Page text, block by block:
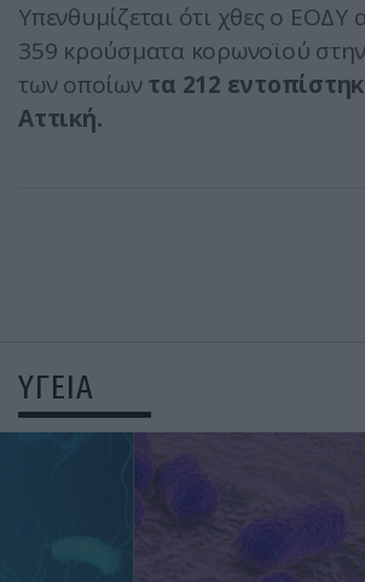
Υπενθυμίζεται ότι χθες ο ΕΟΔΥ
359 κρούσματα κορωνοϊού
των οποίωντα 212
Αττική.
ΥΓΕΙΑ